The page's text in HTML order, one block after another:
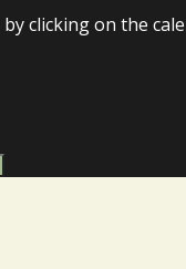
clicking on the